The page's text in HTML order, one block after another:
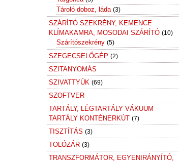
Tároló doboz, láda (3)
SZÁRÍTÓ SZEKRÉNY, KEMENCE
KLÍMAKAMRA, MOSODAI SZÁRÍTÓ (10)
Szárítószekrény (5)
SZEGECSELŐGÉP (2)
SZITANYOMÁS
SZIVATTYÚK (69)
SZOFTVER
TARTÁLY, LÉGTARTÁLY VÁKUUM
TARTÁLY KONTÉNERKÚT (7)
TISZTÍTÁS (3)
TOLÓZÁR (3)
TRANSZFORMÁTOR, EGYENIRÁNYÍTÓ,